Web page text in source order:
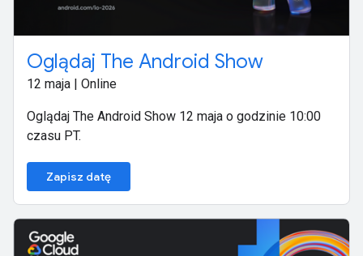
Oglądaj The Android Show
12 maja | Online
Oglądaj The Android Show 12 maja o godzinie 10:00
czasu PT.
Zapisz datę